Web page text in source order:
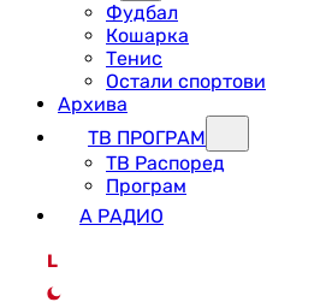
Фудбал
Кошарка
Тенис
Остали спортови
Архива
ТВ ПРОГРАМ
ТВ Распоред
Програм
А РАДИО
L